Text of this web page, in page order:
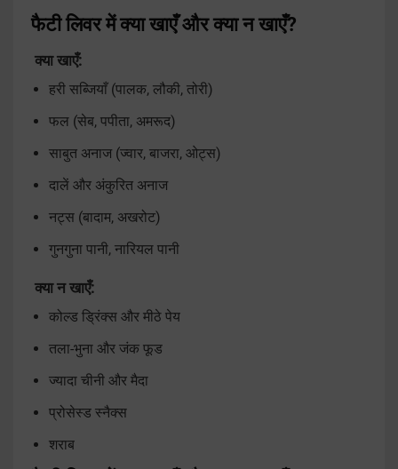
फैटी लिवर में क्या खाएँ और क्या न खाएँ?
क्या खाएँ:
हरी सब्जियाँ (पालक, लौकी, तोरी)
फल (सेब, पपीता, अमरूद)
साबुत अनाज (ज्वार, बाजरा, ओट्स)
दालें और अंकुरित अनाज
नट्स (बादाम, अखरोट)
गुनगुना पानी, नारियल पानी
क्या न खाएँ:
कोल्ड ड्रिंक्स और मीठे पेय
तला-भुना और जंक फूड
ज्यादा चीनी और मैदा
प्रोसेस्ड स्नैक्स
शराब